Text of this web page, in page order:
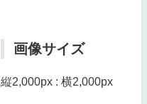
画像サイズ
縦2,000px : 横2,000px